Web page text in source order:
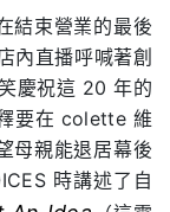
結束營業的最後
內直播呼喊著創
慶祝這 20 年的
要在 colette 維
母親能退居幕後
時講述了自